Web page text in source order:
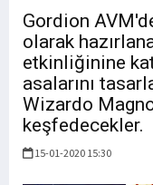
Gordion
olarak
etkinliğinine
asalarını
Wizardo
keşfedecekler.
15-01-2020 15:30